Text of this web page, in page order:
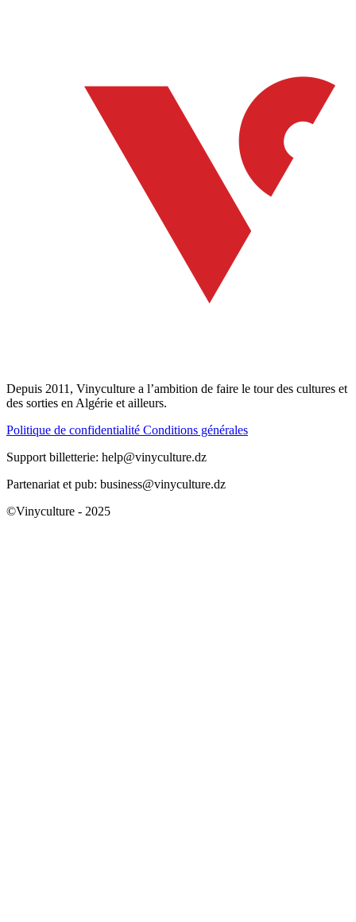
Depuis 2011, Vinyculture a l’ambition de faire le tour des cultures et
des sorties en Algérie et ailleurs.
Politique de confidentialité Conditions générales
Support billetterie: help@vinyculture.dz
Partenariat et pub: business@vinyculture.dz
©Vinyculture - 2025